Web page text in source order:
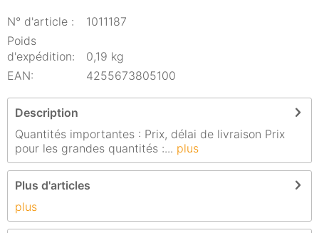
N° d'article :
1011187
Poids
d'expédition:
0,19 kg
EAN:
4255673805100
Description
Quantités importantes : Prix, délai de livraison Prix
pour les grandes quantités :... plus
Plus d'articles
plus